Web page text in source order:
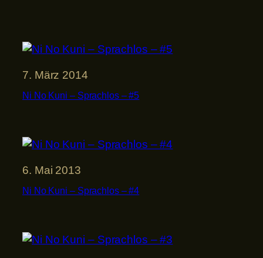
7. März 2014
Ni No Kuni – Sprachlos – #5
6. Mai 2013
Ni No Kuni – Sprachlos – #4